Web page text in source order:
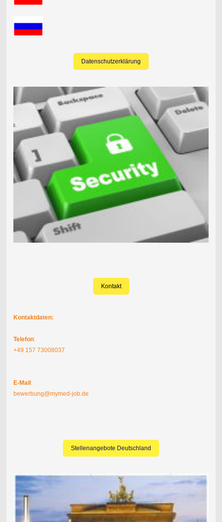
Datenschutzerklärung
Kontakt
Kontaktdaten:
Telefon:
+49 157 73008037
E-Mail :
bewerbung@mymed-job.de
Stellenangebote Deutschland